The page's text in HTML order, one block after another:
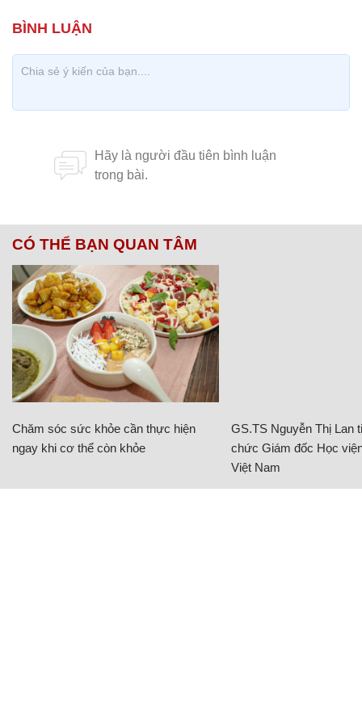
CÓ THỂ BẠN QUAN TÂM
Chăm sóc sức khỏe cần thực hiện
ngay khi cơ thể còn khỏe
GS.TS Nguyễn Thị Lan
chức Giám đốc Học
Việt Nam